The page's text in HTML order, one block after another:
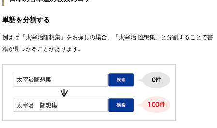
単語を分割する
例えば「太宰治随想集」をお探しの場合、「太宰治 随想集」と分割することで書
籍が見つかることがあります。